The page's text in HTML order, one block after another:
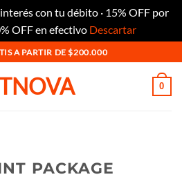
con tu débito · 15% OFF por
OFF en efectivo Descartar
A PARTIR DE $200.000
0
PACKAGE